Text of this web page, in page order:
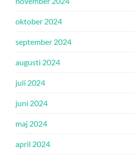
oktober 2024
september 2024
augusti 2024
juli 2024
juni 2024
maj 2024
april 2024